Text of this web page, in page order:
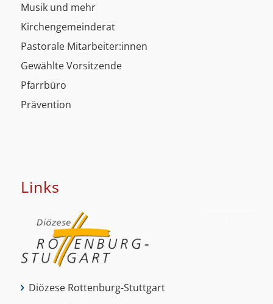
Musik und mehr
Kirchengemeinderat
Pastorale Mitarbeiter:innen
Gewählte Vorsitzende
Pfarrbüro
Prävention
Links
Diözese Rottenburg-Stuttgart